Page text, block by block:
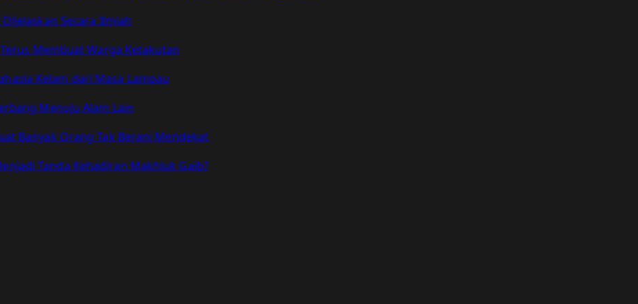
Dijelaskan Secara Ilmiah
Membuat Warga Ketakutan
Kelam dari Masa Lampau
Menuju Alam Lain
Banyak Orang Tak Berani Mendekat
Tanda Kehadiran Makhluk Gaib?